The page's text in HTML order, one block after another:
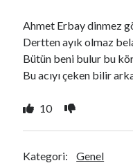
Ahmet Erbay dinmez
Dertten ayık olmaz
Bütün beni bulur bu
Bu acıyı çeken bilir
10
Kategori: Genel